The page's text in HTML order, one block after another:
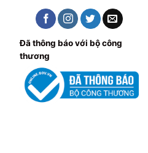
Đã thông báo với bộ công
thương